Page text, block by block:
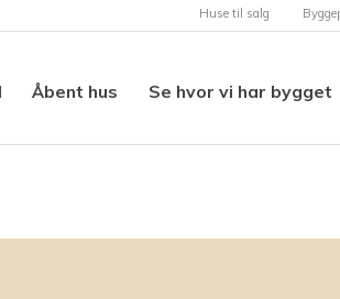
Åbent hus Se hvor vi har bygget
Huse til salg